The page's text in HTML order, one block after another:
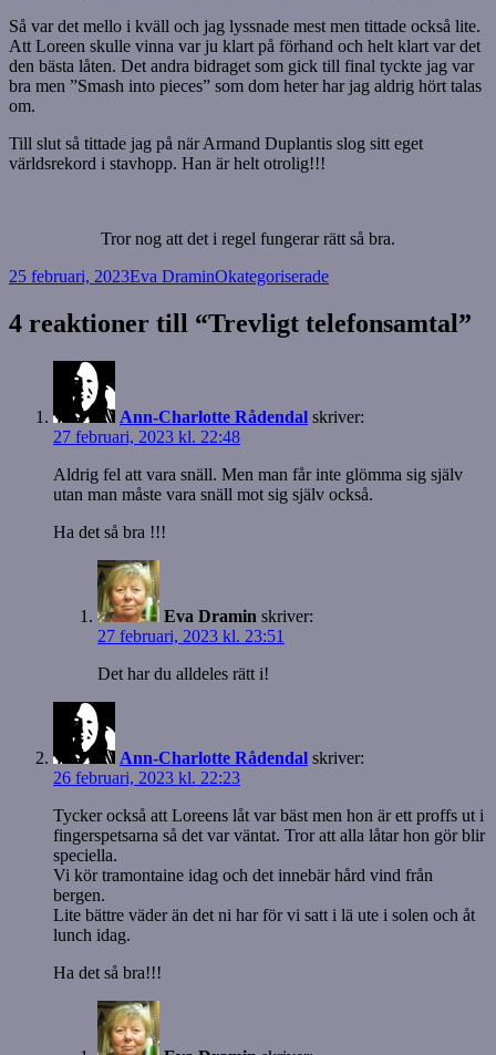
Så var det mello i kväll och jag lyssnade mest men tittade också lite.
Att Loreen skulle vinna var ju klart på förhand och helt klart var det
den bästa låten. Det andra bidraget som gick till final tyckte jag var
bra men ”Smash into pieces” som dom heter har jag aldrig hört talas
om.
Till slut så tittade jag på när Armand Duplantis slog sitt eget
världsrekord i stavhopp. Han är helt otrolig!!!
Tror nog att det i regel fungerar rätt så bra.
Postat
25 februari, 2023Författare
Eva DraminKategorier
Okategoriserade
4 reaktioner till “Trevligt telefonsamtal”
Ann-Charlotte Rådendal skriver:
27 februari, 2023 kl. 22:48
Aldrig fel att vara snäll. Men man får inte glömma sig själv
utan man måste vara snäll mot sig själv också.
Ha det så bra !!!
Eva Dramin skriver:
27 februari, 2023 kl. 23:51
Det har du alldeles rätt i!
Ann-Charlotte Rådendal skriver:
26 februari, 2023 kl. 22:23
Tycker också att Loreens låt var bäst men hon är ett proffs ut i
fingerspetsarna så det var väntat. Tror att alla låtar hon gör blir
speciella.
Vi kör tramontaine idag och det innebär hård vind från
bergen.
Lite bättre väder än det ni har för vi satt i lä ute i solen och åt
lunch idag.
Ha det så bra!!!